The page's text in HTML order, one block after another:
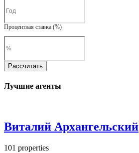
Процентная ставка (%)
Рассчитать
Лучшие агенты
Виталий Архангельский
101 properties